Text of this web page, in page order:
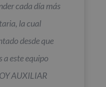
cada día más
la cual
desde que
a este equipo
AUXILIAR